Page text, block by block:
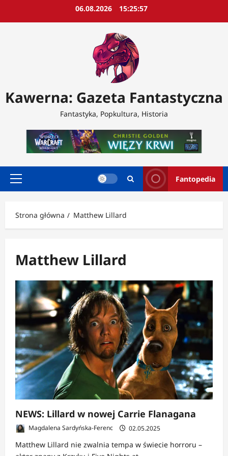
06.08.2026 15:25:59
Kawerna: Gazeta Fantastyczna
Fantastyka, Popkultura, Historia
Menu
Fantopedia
Strona główna Matthew Lillard
Matthew Lillard
NEWS: Lillard w nowej Carrie Flanagana
Magdalena Sardyńska-Ferenc 02.05.2025
Matthew Lillard nie zwalnia tempa w świecie horroru –